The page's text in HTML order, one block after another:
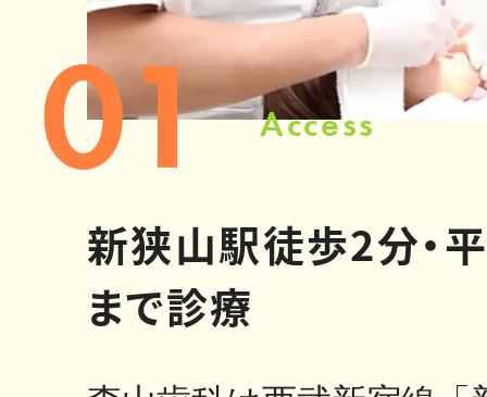
01 Access
新狭山駅徒歩2分・
まで診療